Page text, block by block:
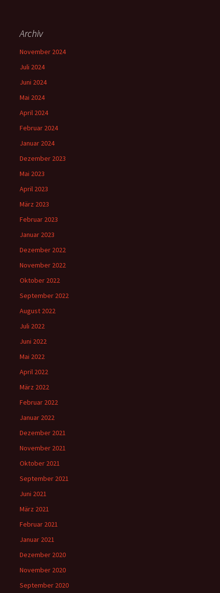
Archiv
November 2024
Juli 2024
Juni 2024
Mai 2024
April 2024
Februar 2024
Januar 2024
Dezember 2023
Mai 2023
April 2023
März 2023
Februar 2023
Januar 2023
Dezember 2022
November 2022
Oktober 2022
September 2022
August 2022
Juli 2022
Juni 2022
Mai 2022
April 2022
März 2022
Februar 2022
Januar 2022
Dezember 2021
November 2021
Oktober 2021
September 2021
Juni 2021
März 2021
Februar 2021
Januar 2021
Dezember 2020
November 2020
September 2020